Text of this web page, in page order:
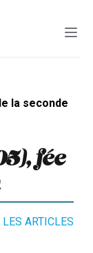
la seconde
fée
LES ARTICLES